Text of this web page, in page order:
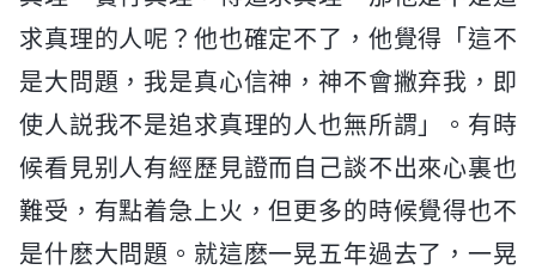
求真理的人呢？他也確定不了，他覺得「這不
是大問題，我是真心信神，神不會撇弃我，即
使人説我不是追求真理的人也無所謂」。有時
候看見别人有經歷見證而自己談不出來心裏也
難受，有點着急上火，但更多的時候覺得也不
是什麽大問題。就這麽一晃五年過去了，一晃